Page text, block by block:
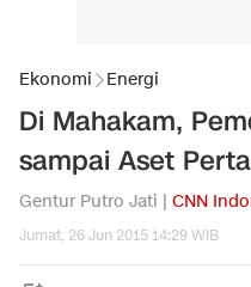
Ekonomi Energi
Di Mahakam,
sampai Aset
Gentur Putro Jati | CNN
Jumat, 26 Jun 2015 14:29 WIB